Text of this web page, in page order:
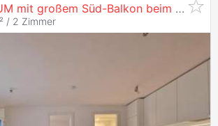
2-Zimmer-TRAUM mit großem Süd-Balkon beim Bahnhof Meidling!!
/ 2 Zimmer